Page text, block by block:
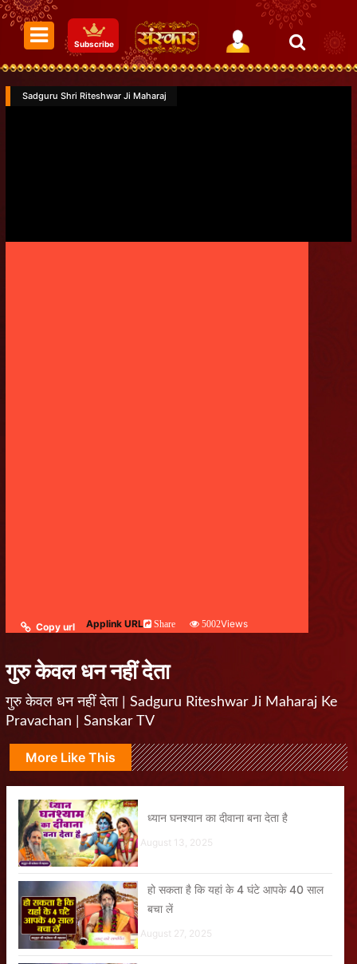
Subscribe
Sadguru Shri Riteshwar Ji Maharaj
Copy url Applink URL Share 5002Views
गुरु केवल धन नहीं देता
गुरु केवल धन नहीं देता | Sadguru Riteshwar Ji Maharaj Ke
Pravachan | Sanskar TV
More Like This
ध्यान घनश्यान का दीवाना बना देता है
August 13, 2025
हो सकता है कि यहां के 4 घंटे आपके 40 साल
बचा लें
August 27, 2025